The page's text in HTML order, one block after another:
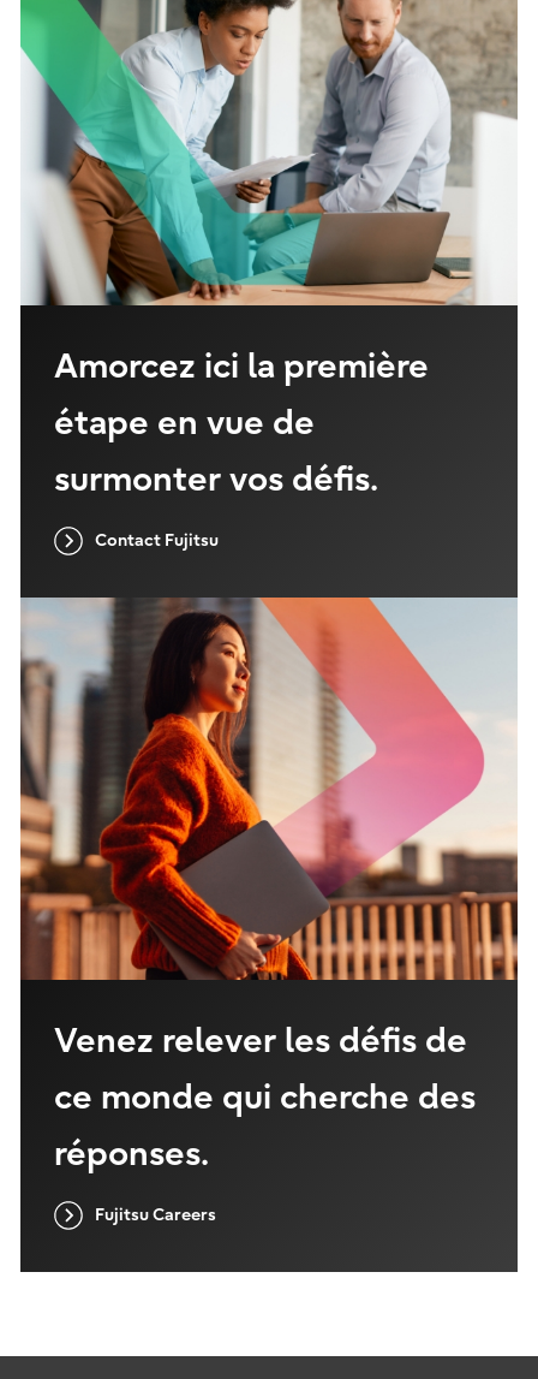
Amorcez ici la première
étape en vue de
surmonter vos défis.
Contact Fujitsu
Venez relever les défis de
ce monde qui cherche des
réponses.
Fujitsu Careers